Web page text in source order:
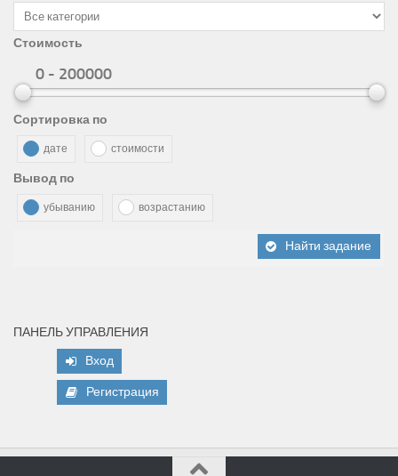
Стоимость
0 - 200000
Сортировка по
дате стоимости
Вывод по
убыванию возрастанию
Найти задание
ПАНЕЛЬ УПРАВЛЕНИЯ
Вход
Регистрация